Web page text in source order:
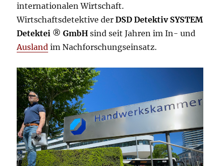
internationalen Wirtschaft.
Wirtschaftsdetektive derDSD Detektiv SYSTEM
Detektei ® GmbH sind seit Jahren im In- und
Ausland im Nachforschungseinsatz.